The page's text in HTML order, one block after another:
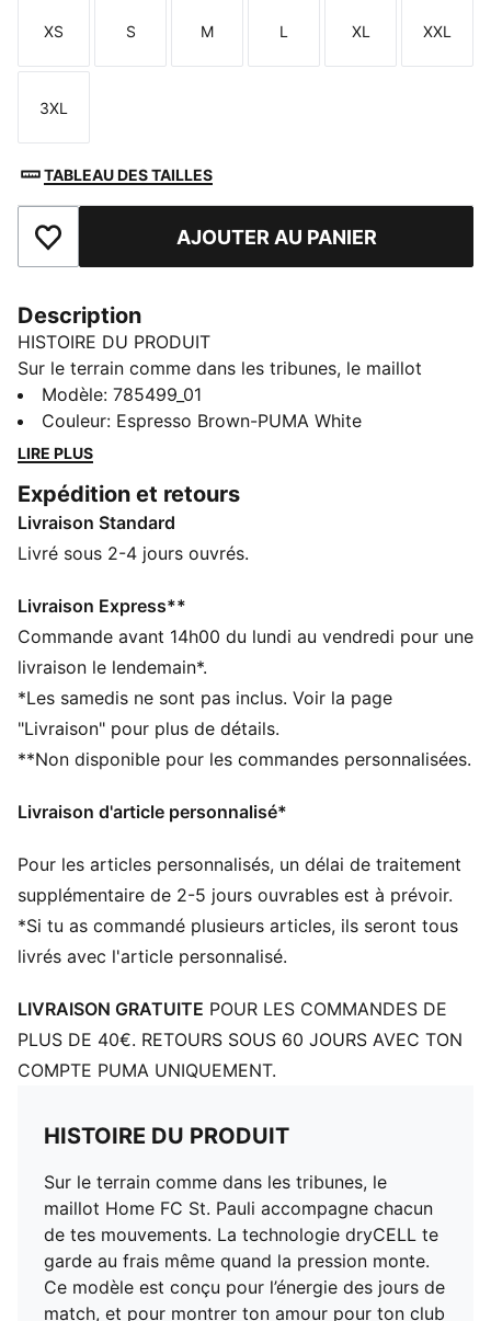
Taille
XS
Taille
S
Taille
M
Taille
L
Taille
XL
Taille
XXL
Taille
3XL
TABLEAU DES TAILLES
Ajouter aux favorisAJOUTER AU PANIER
Description
HISTOIRE DU PRODUIT
Sur le terrain comme dans les tribunes, le maillot
Home FC St. Pauli accompagne chacun de tes
mouvements. La technologie dryCELL te garde au
frais même quand la pression monte. Ce modèle est
montrer ton amour pour ton club au quotidien.
Représente le FC St. Pauli à ta manière.
CARACTÉRISTIQUES + AVANTAGES
dryCELL évacuent l'humidité pour t’aider à rester à
l'aise et au sec
Fabriqué à partir de matériaux 100 % recyclés, hors
DÉTAILS
Conçu pour : le football
Coupe : régulière
Col : col ras du cou
Manches courtes
Modèle: 785499_01
Couleur: Espresso Brown-PUMA White
LIRE PLUS
Expédition et retours
Livraison Standard
Livré sous 2-4 jours ouvrés.
Livraison Express**
Commande avant 14h00 du lundi au vendredi pour une
livraison le lendemain*.
*Les samedis ne sont pas inclus. Voir la page
"Livraison" pour plus de détails.
**Non disponible pour les commandes personnalisées.
Livraison d'article personnalisé*
Pour les articles personnalisés, un délai de traitement
supplémentaire de 2-5 jours ouvrables est à prévoir.
*Si tu as commandé plusieurs articles, ils seront tous
livrés avec l'article personnalisé.
LIVRAISON GRATUITE POUR LES COMMANDES DE
PLUS DE 40€. RETOURS SOUS 60 JOURS AVEC TON
COMPTE PUMA UNIQUEMENT.
HISTOIRE DU PRODUIT
Sur le terrain comme dans les tribunes, le
maillot Home FC St. Pauli accompagne chacun
de tes mouvements. La technologie dryCELL te
garde au frais même quand la pression monte.
Ce modèle est conçu pour l’énergie des jours de
match, et pour montrer ton amour pour ton club